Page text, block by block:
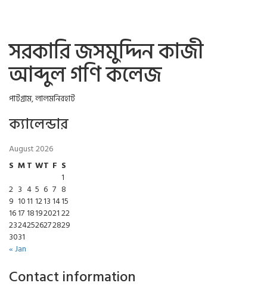
সরকারি জসমুদ্দিন কাজী
আব্দুল গণি কলেজ
পাটগ্রাম, লালমনিরহাট
ক্যালেন্ডার
August 2026
S MT WT F S
1
2 3 4 5 6 7 8
9 1011 12131415
16171819202122
23242526272829
3031
« Jan
Contact information